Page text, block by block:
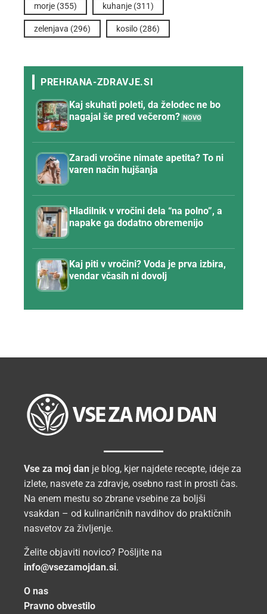
morje (355) kuhanje (311)
zelenjava (296) kosilo (286)
Kaj skuhati poleti, da želodec ne bo
nagajal še pred večerom?
Zaradi vročine nimate apetita? To ni
varen način hujšanja
Hladilnik v vročini dela “na polno”, a
napake ga dodatno obremenijo
Kaj piti v vročini? Voda je prva izbira,
vendar včasih ni dovolj
Vse za moj dan je blog, kjer najdete recepte, ideje za
izlete, nasvete za zdravje, osebno rast in prosti čas.
Na enem mestu so zbrane vsebine za boljši
vsakdan – od kulinaričnih navdihov do praktičnih
nasvetov za življenje.
Želite objaviti novico? Pošljite na
info@vsezamojdan.si.
O nas
Pravno obvestilo